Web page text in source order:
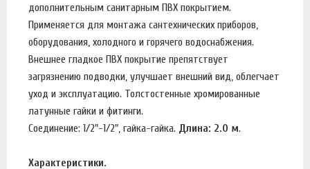
дополнительным санитарным ПВХ покрытием.
Применяется для монтажа сантехнических приборов,
оборудования, холодного и горячего водоснабжения.
Внешнее гладкое ПВХ покрытие препятствует
загрязнению подводки, улучшает внешний вид, облегчает
уход и эксплуатацию. Толстостенные хромированные
латунные гайки и фитинги.
Соединение: 1/2"-1/2", гайка-гайка. Длина: 2.0 м.
Характеристики.